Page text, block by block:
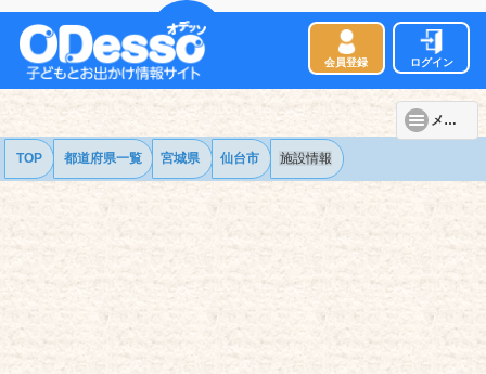
会員登録 ログイン
メニュー
TOP 都道府県一覧 宮城県 仙台市 施設情報